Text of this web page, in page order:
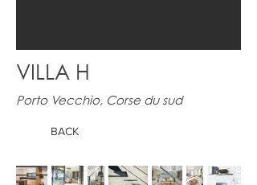
VILLA H
BACK
Porto Vecchio, Corse du sud